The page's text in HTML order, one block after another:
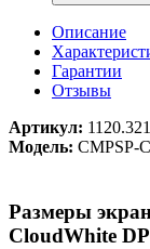
Описание
Гарантии
Отзывы
Артикул:
Модель: CMPSP-
Размеры
CloudWhite